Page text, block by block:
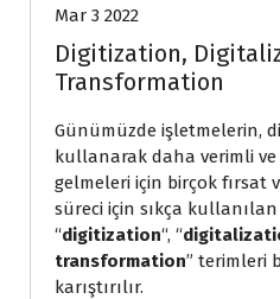
Mar 3 2022
Digitization,
Transformation
Günümüzde işletmelerin,
kullanarak daha verimli
gelmeleri için birçok fırsat
süreci için sıkça
“digitization“, “
transformation” terimleri
karıştırılır.